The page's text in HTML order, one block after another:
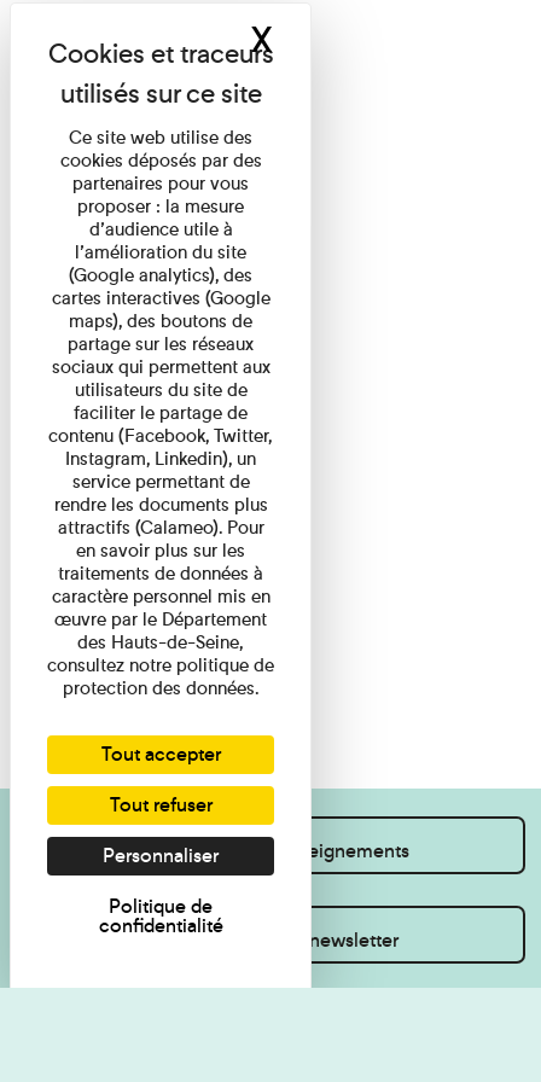
Je souhaite des renseignements
Inscrivez-vous à la newsletter
Ce site web utilise des
cookies déposés par des
partenaires pour vous
proposer : la mesure
d’audience utile à
l’amélioration du site
(Google analytics), des
cartes interactives (Google
maps), des boutons de
partage sur les réseaux
sociaux qui permettent aux
utilisateurs du site de
faciliter le partage de
contenu (Facebook, Twitter,
Instagram, Linkedin), un
service permettant de
rendre les documents plus
attractifs (Calameo). Pour
en savoir plus sur les
traitements de données à
caractère personnel mis en
œuvre par le Département
des Hauts-de-Seine,
consultez notre politique de
protection des données.
Tout accepter
Tout refuser
Personnaliser
Politique de
confidentialité
XMasquer le